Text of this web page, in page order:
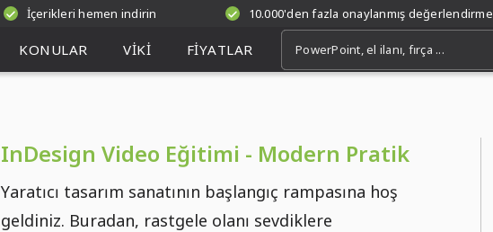
İçerikleri hemen indirin 10.000'den fazla onaylanmış değerlendirme
KONULAR VIKI FIYATLAR
InDesign Video Eğitimi - Modern Pratik
Yaratıcı tasarım sanatının başlangıç rampasına hoş
geldiniz. Buradan, rastgele olanı sevdiklere